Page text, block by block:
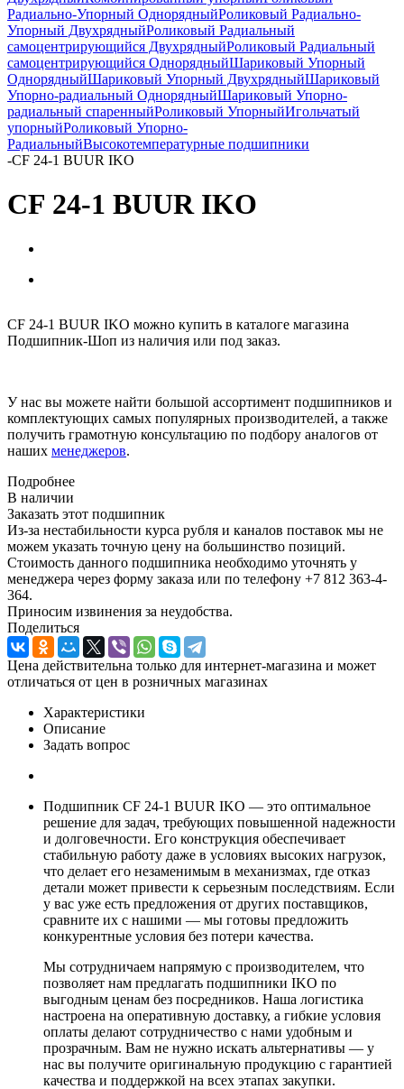
Радиально-Упорный ОднорядныйРоликовый Радиально-
Упорный ДвухрядныйРоликовый Радиальный
самоцентрирующийся ДвухрядныйРоликовый Радиальный
самоцентрирующийся ОднорядныйШариковый Упорный
ОднорядныйШариковый Упорный ДвухрядныйШариковый
Упорно-радиальный ОднорядныйШариковый Упорно-
радиальный спаренныйРоликовый УпорныйИгольчатый
упорныйРоликовый Упорно-
РадиальныйВысокотемпературные подшипники
-CF 24-1 BUUR IKO
CF 24-1 BUUR IKO
CF 24-1 BUUR IKO можно купить в каталоге магазина
Подшипник-Шоп из наличия или под заказ.
У нас вы можете найти большой ассортимент подшипников и
комплектующих самых популярных производителей, а также
получить грамотную консультацию по подбору аналогов от
наших менеджеров.
Подробнее
В наличии
Заказать этот подшипник
Из-за нестабильности курса рубля и каналов поставок мы не
можем указать точную цену на большинство позиций.
Стоимость данного подшипника необходимо уточнять у
менеджера через форму заказа или по телефону +7 812 363-4-
364.
Приносим извинения за неудобства.
Поделиться
Цена действительна только для интернет-магазина и может
отличаться от цен в розничных магазинах
Характеристики
Описание
Задать вопрос
Подшипник CF 24-1 BUUR IKO — это оптимальное
решение для задач, требующих повышенной надежности
и долговечности. Его конструкция обеспечивает
стабильную работу даже в условиях высоких нагрузок,
что делает его незаменимым в механизмах, где отказ
детали может привести к серьезным последствиям. Если
у вас уже есть предложения от других поставщиков,
сравните их с нашими — мы готовы предложить
конкурентные условия без потери качества.
Мы сотрудничаем напрямую с производителем, что
позволяет нам предлагать подшипники IKO по
выгодным ценам без посредников. Наша логистика
настроена на оперативную доставку, а гибкие условия
оплаты делают сотрудничество с нами удобным и
прозрачным. Вам не нужно искать альтернативы — у
нас вы получите оригинальную продукцию с гарантией
качества и поддержкой на всех этапах закупки.